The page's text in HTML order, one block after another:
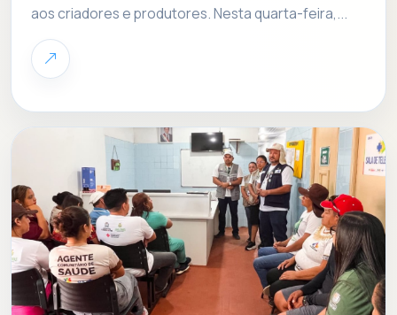
aos criadores e produtores. Nesta quarta-feira,...